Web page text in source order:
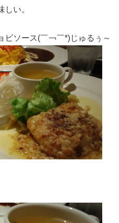
い。
ビソース(￣￢￣*)じゅるぅ～